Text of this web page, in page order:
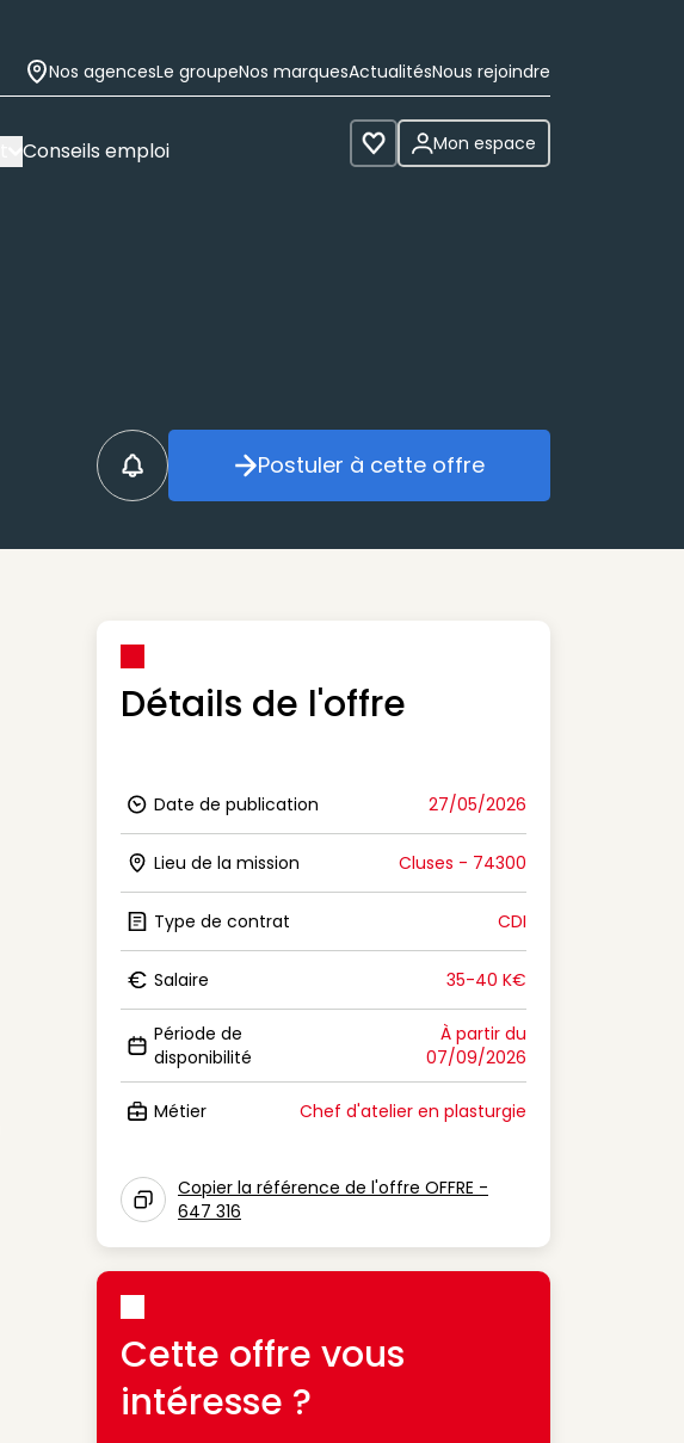
Nos agencesLe groupeNos marquesActualitésNous rejoindre
Conseils emploi Voir les favoris
Mon espace
Créer mon alerte Postuler à cette offre
Postuler à cette offre
Détails de l'offre
Icon Date de publication
Date de publication 27/05/2026
Icon Lieu de la mission
Lieu de la mission Cluses - 74300
Icon Type de contrat
Type de contrat CDI
Icon Salaire
Salaire 35-40 K€
Icon Période de disponibilité
Période de
disponibilité
À partir du
07/09/2026
Métier Chef d'atelier en plasturgie
Icon copy to clipboard
Copier la référence de l'offre OFFRE -
647 316
Cette offre vous
intéresse ?